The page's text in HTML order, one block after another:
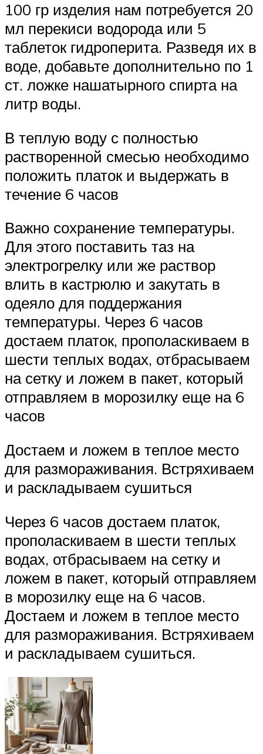
100 гр изделия нам потребуется 20
мл перекиси водорода или 5
таблеток гидроперита. Разведя их в
воде, добавьте дополнительно по 1
ст. ложке нашатырного спирта на
литр воды.
В теплую воду с полностью
растворенной смесью необходимо
положить платок и выдержать в
течение 6 часов
Важно сохранение температуры.
Для этого поставить таз на
электрогрелку или же раствор
влить в кастрюлю и закутать в
одеяло для поддержания
температуры. Через 6 часов
достаем платок, прополаскиваем в
шести теплых водах, отбрасываем
на сетку и ложем в пакет, который
отправляем в морозилку еще на 6
часов
Достаем и ложем в теплое место
для размораживания. Встряхиваем
и раскладываем сушиться
Через 6 часов достаем платок,
прополаскиваем в шести теплых
водах, отбрасываем на сетку и
ложем в пакет, который отправляем
в морозилку еще на 6 часов.
Достаем и ложем в теплое место
для размораживания. Встряхиваем
и раскладываем сушиться.